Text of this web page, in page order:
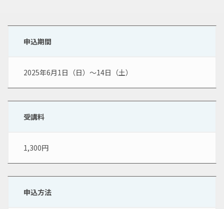
申込期間
2025年6月1日（日）～14日（土）
受講料
1,300円
申込方法